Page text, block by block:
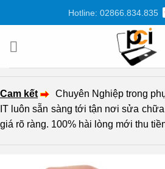
dung
Hotline: 02866.834.835
Cam kết
Chuyên Nghiệp trong
IT luôn sẵn sàng tới tận nơi sửa
giá rõ ràng. 100% hài lòng mới thu